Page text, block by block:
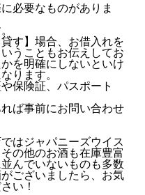
必要なものがありま
す】場合、お借入れを
うこともお伝えしてお
を明確にしないといけ
ります。
保険証、パスポート
ば事前にお問い合わせ
ジャパニーズウイス
の他のお酒も在庫豊富
んでいないものも多数
ございましたら、お気
い！